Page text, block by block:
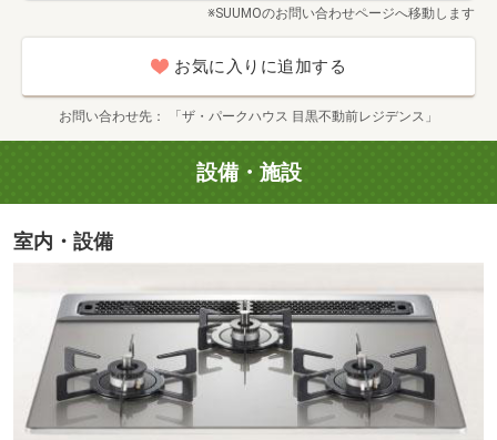
まいばすけっと（徒歩8分/約640m）
かむろ坂（徒歩3分/約240m）
※SUUMOのお問い合わせページへ移動します
お気に入りに追加する
お問い合わせ先 「ザ・パークハウス 目黒不動前レジデンス」
設備・施設
室内・設備